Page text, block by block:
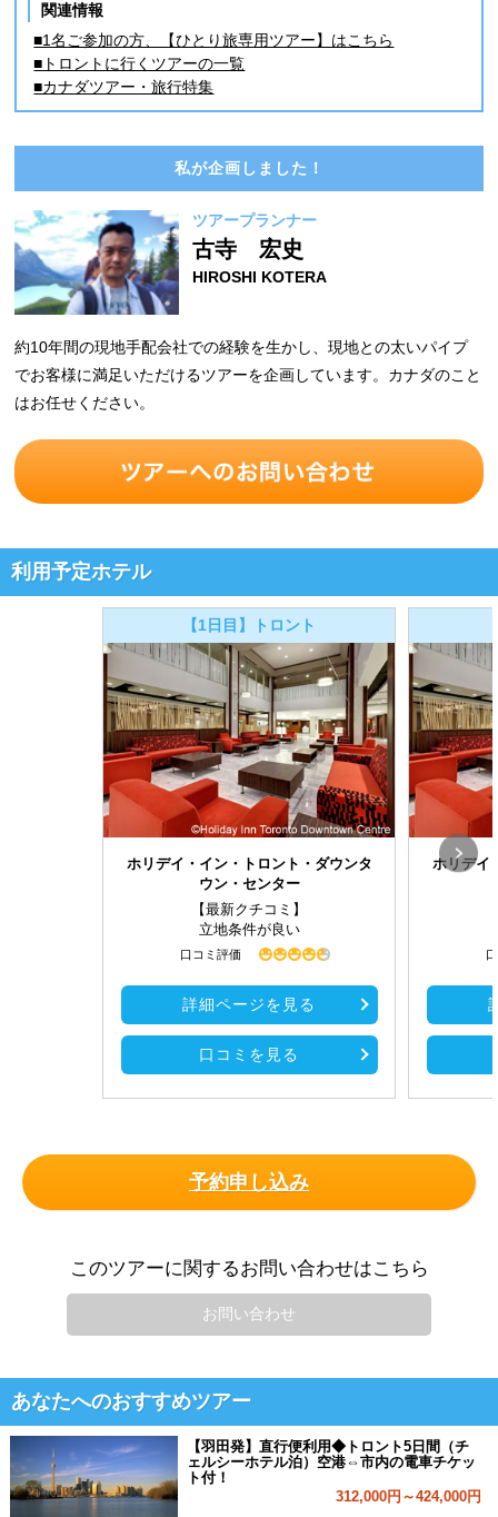
関連情報
■1名ご参加の方、【ひとり旅専用ツアー】はこちら
■トロントに行くツアーの一覧
■カナダツアー・旅行特集
私が企画しました！
ツアープランナー
古寺 宏史
HIROSHI KOTERA
約10年間の現地手配会社での経験を生かし、現地との太いパイプ
でお客様に満足いただけるツアーを企画しています。カナダのこと
はお任せください。
利用予定ホテル
【1日目】トロント
ホリデイ・イン・トロント・ダウンタ
ウン・センター
【最新クチコミ】
立地条件が良い
口コミ評価
詳細ページを見る
口コミを見る
ホリデイ
予約申し込み
このツアーに関するお問い合わせはこちら
お問い合わせ
あなたへのおすすめツアー
【羽田発】直行便利用◆トロント5日間（チ
ェルシーホテル泊）空港⇔市内の電車チケッ
ト付！
312,000円～424,000円